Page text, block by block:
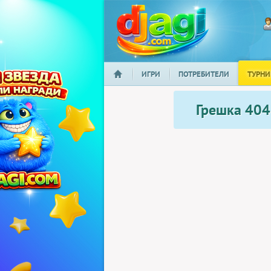
НАЧАЛО
ИГРИ ПОТРЕБИТЕЛИ
Грешка